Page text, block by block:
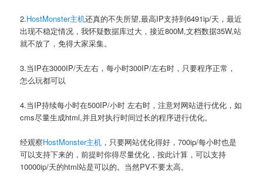
2.HostMonster主机还真的不失所望,最高IP支持到6491ip/天，最近
出现不稳定情况，我怀疑数据库过大，接近800M,文档数据35W,站
就不放了，免得大家采集。
3.当IP在3000IP/天左右，每小时300IP/左右时，只要程序正常，
怎么玩都可以
4.当IP持续每小时在500IP/小时 左右时，注意对网站进行优化，如
cms尽量生成html,并且对执行时间过长的程序进行优化。
经观察HostMonster主机 ，只要网站优化得好，700ip/每小时也是
可以支持下来的，前提时你得尽量优化，按此计算，可以支持
10000ip/天的html站是可以的。当然PV不要太高。